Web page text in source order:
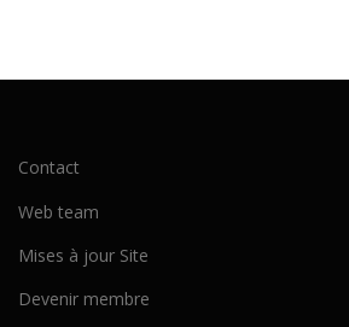
Contact
Web team
Mises à jour Site
Devenir membre